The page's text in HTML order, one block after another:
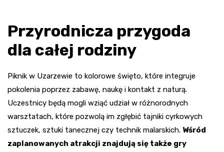
Przyrodnicza przygoda
dla całej rodziny
Piknik w Uzarzewie to kolorowe święto, które integruje
pokolenia poprzez zabawę, naukę i kontakt z naturą.
Uczestnicy będą mogli wziąć udział w różnorodnych
warsztatach, które pozwolą im zgłębić tajniki cyrkowych
sztuczek, sztuki tanecznej czy technik malarskich. Wśród
zaplanowanych atrakcji znajdują się także gry